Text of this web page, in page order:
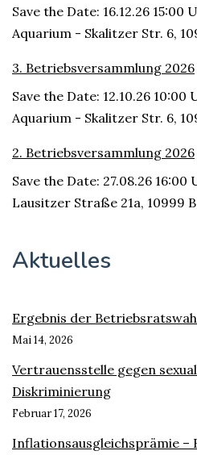
Save the Date: 16.12.26 15:00
Aquarium - Skalitzer Str. 6,
3. Betriebsversammlung 2026
Save the Date: 12.10.26 10:00
Aquarium - Skalitzer Str. 6,
2. Betriebsversammlung 2026
Save the Date: 27.08.26
Lausitzer Straße 21a, 10999
Aktuelles
Ergebnis der
Mai 14, 2026
Vertrauensstelle gegen
Diskriminierung
Februar 17, 2026
Inflationsausgleichsprämie –